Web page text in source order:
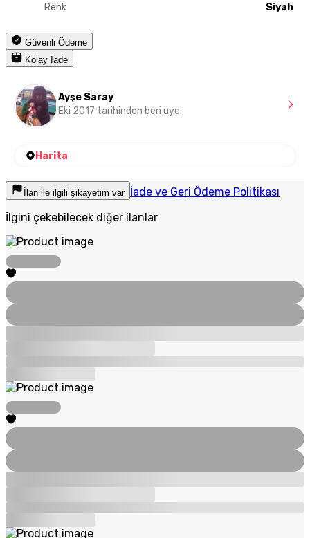
Renk Siyah
Güvenli Ödeme
Kolay İade
Ayşe Saray
Eki 2017 tarihinden beri üye
Harita
İlan ile ilgili şikayetim var İade ve Geri Ödeme Politikası
İlgini çekebilecek diğer ilanlar